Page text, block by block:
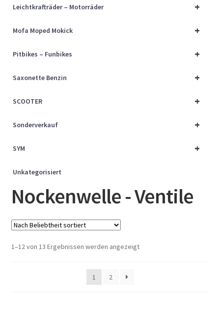
+
Leichtkrafträder – Motorräder
+
Mofa Moped Mokick
+
Pitbikes – Funbikes
+
Saxonette Benzin
+
SCOOTER
+
Sonderverkauf
+
SYM
Unkategorisiert
Nockenwelle - Ventile
1–12 von 13 Ergebnissen werden angezeigtNach
1
2